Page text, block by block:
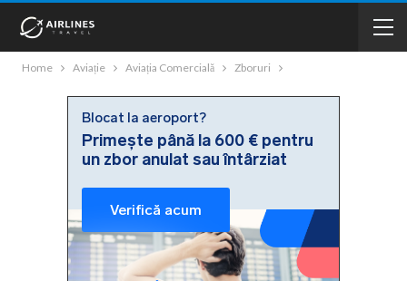
Home Aviație Aviația Comercială Zboruri